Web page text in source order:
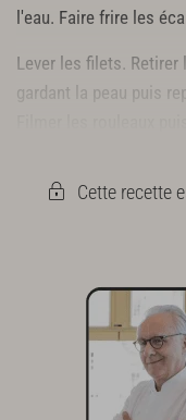
l'eau. Faire frire les
Lever les filets. Retirer
gardant la peau puis
Cette recette